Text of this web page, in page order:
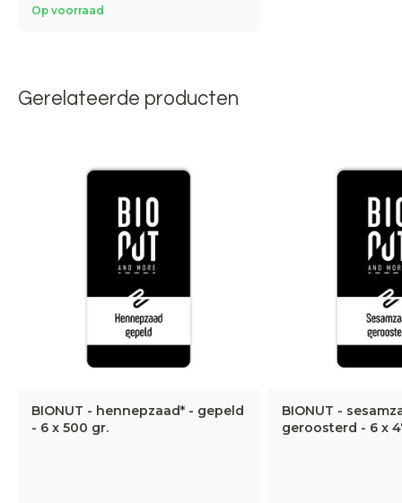
Op voorraad
Gerelateerde producten
BIONUT - hennepzaad* - gepeld
- 6 x 500 gr.
BIONUT -
geroosterd - 6 x